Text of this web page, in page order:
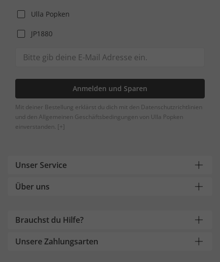
Ulla Popken
JP1880
Anmelden und Sparen
Mit deiner Bestellung erklärst du dich mit den Datenschutzrichtlinien
und den Allgemeinen Geschäftsbedingungen von Ulla Popken
einverstanden. [+]
Unser Service
Über uns
Brauchst du Hilfe?
Unsere Zahlungsarten